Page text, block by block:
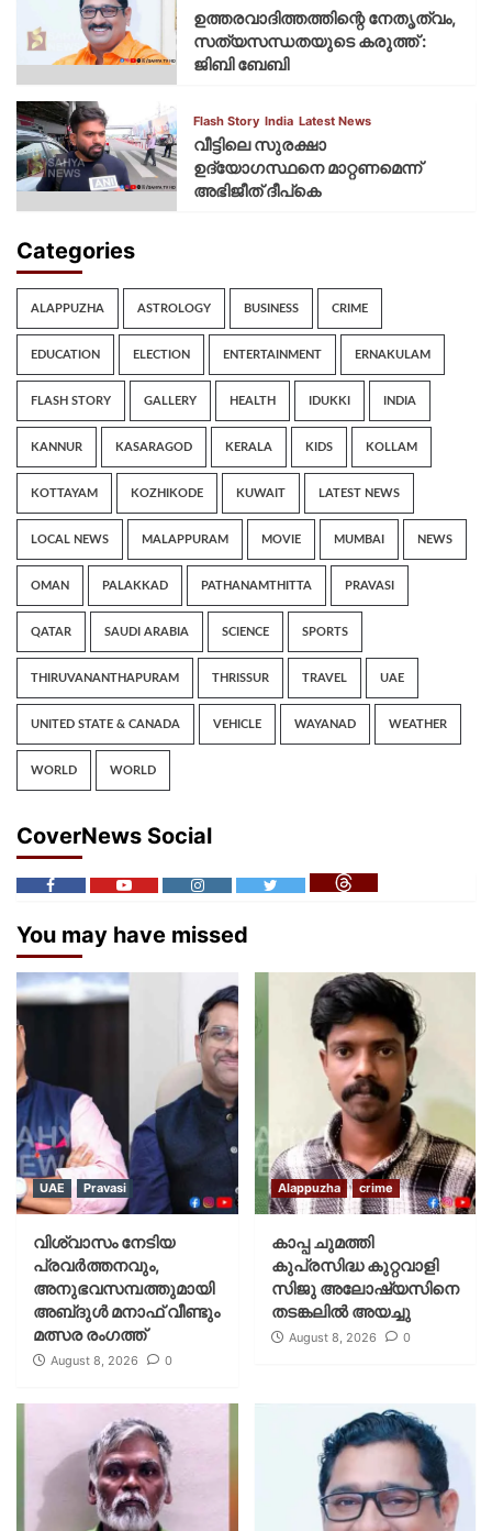
ഉത്തരവാദിത്തത്തിന്റെ നേതൃത്വം,
സത്യസന്ധതയുടെ കരുത്ത് :
ജിബി ബേബി
Flash Story India Latest News
വീട്ടിലെ സുരക്ഷാ
ഉദ്യോഗസ്ഥനെ മാറ്റണമെന്ന്
അഭിജീത് ദീപ്‌കെ
Categories
ALAPPUZHA ASTROLOGY BUSINESS CRIME
EDUCATION ELECTION ENTERTAINMENT ERNAKULAM
FLASH STORY GALLERY HEALTH IDUKKI INDIA
KANNUR KASARAGOD KERALA KIDS KOLLAM
KOTTAYAM KOZHIKODE KUWAIT LATEST NEWS
LOCAL NEWS MALAPPURAM MOVIE MUMBAI NEWS
OMAN PALAKKAD PATHANAMTHITTA PRAVASI
QATAR SAUDI ARABIA SCIENCE SPORTS
THIRUVANANTHAPURAM THRISSUR TRAVEL UAE
UNITED STATE & CANADA VEHICLE WAYANAD WEATHER
WORLD WORLD
CoverNews Social
You may have missed
UAE Pravasi
വിശ്വാസം നേടിയ
പ്രവർത്തനവും,
അനുഭവസമ്പത്തുമായി
അബ്‌ദുൾ മനാഫ് വീണ്ടും
മത്സര രംഗത്ത്
August 8, 2026 0
Alappuzha crime
കാപ്പ ചുമത്തി
കുപ്രസിദ്ധ കുറ്റവാളി
സിജു അലോഷ്യസിനെ
തടങ്കലിൽ അയച്ചു
August 8, 2026 0